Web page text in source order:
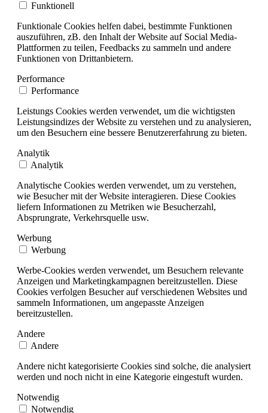
Funktionell
Funktionale Cookies helfen dabei, bestimmte Funktionen
auszuführen, zB. den Inhalt der Website auf Social Media-
Plattformen zu teilen, Feedbacks zu sammeln und andere
Funktionen von Drittanbietern.
Performance
Performance
Leistungs Cookies werden verwendet, um die wichtigsten
Leistungsindizes der Website zu verstehen und zu analysieren,
um den Besuchern eine bessere Benutzererfahrung zu bieten.
Analytik
Analytik
Analytische Cookies werden verwendet, um zu verstehen,
wie Besucher mit der Website interagieren. Diese Cookies
liefern Informationen zu Metriken wie Besucherzahl,
Absprungrate, Verkehrsquelle usw.
Werbung
Werbung
Werbe-Cookies werden verwendet, um Besuchern relevante
Anzeigen und Marketingkampagnen bereitzustellen. Diese
Cookies verfolgen Besucher auf verschiedenen Websites und
sammeln Informationen, um angepasste Anzeigen
bereitzustellen.
Andere
Andere
Andere nicht kategorisierte Cookies sind solche, die analysiert
werden und noch nicht in eine Kategorie eingestuft wurden.
Notwendig
Notwendig